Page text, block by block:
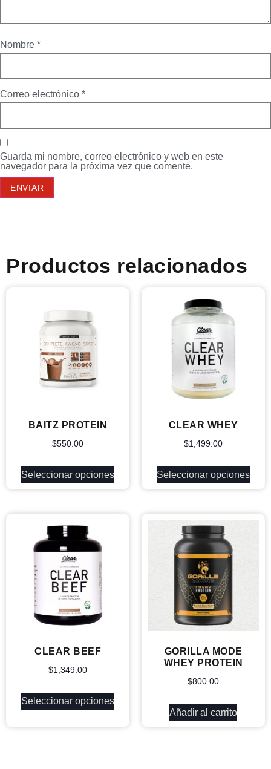
Nombre *
Correo electrónico *
Guarda mi nombre, correo electrónico y web en este
navegador para la próxima vez que comente.
Productos relacionados
BAITZ PROTEIN
$550.00
Seleccionar opciones
CLEAR WHEY
$1,499.00
Seleccionar opciones
CLEAR BEEF
$1,349.00
Seleccionar opciones
GORILLA MODE
WHEY PROTEIN
$800.00
Añadir al carrito